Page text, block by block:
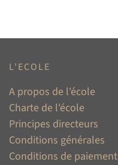
L'ECOLE
A propos de l'école
Charte de l'école
Principes directeurs
Conditions générales
Conditions de paiement